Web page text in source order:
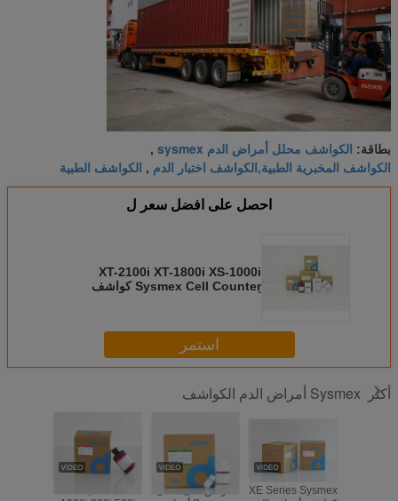
بطاقة: الكواشف محلل أمراض الدم sysmex ,
الكواشف المخبرية الطبية,الكواشف اختبار الدم , الكواشف الطبية
احصل على افضل سعر ل
XT-2100i XT-1800i XS-1000i
Sysmex Cell Counter كواشف
استمر
أكثر Sysmex أمراض الدم الكواشف
متوافق على محلل
XE Series Sysmex